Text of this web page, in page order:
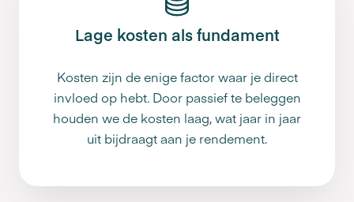
Lage kosten als fundament
Kosten zijn de enige factor waar je direct
invloed op hebt. Door passief te beleggen
houden we de kosten laag, wat jaar in jaar
uit bijdraagt aan je rendement.